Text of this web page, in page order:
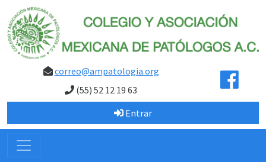
correo@ampatologia.org
(55) 52 12 19 63
Entrar